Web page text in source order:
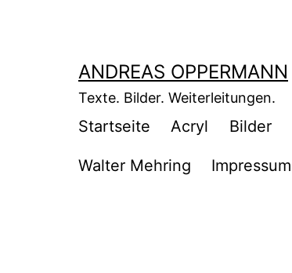
ANDREAS OPPERMANN
Texte. Bilder. Weiterleitungen.
Startseite Acryl Bilder
Walter Mehring Impressum